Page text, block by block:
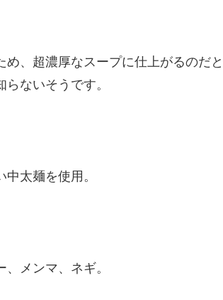
め、超濃厚なスープに仕上がるのだ
ないそうです。
太麺を使用。
、メンマ、ネギ。